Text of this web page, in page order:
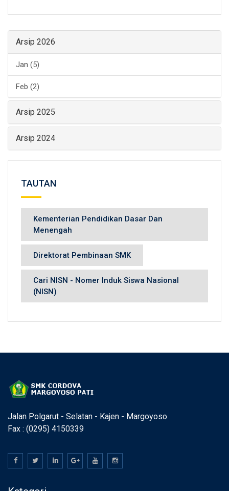
Arsip 2026
Jan (5)
Feb (2)
Arsip 2025
Arsip 2024
TAUTAN
Kementerian Pendidikan Dasar Dan
Menengah
Direktorat Pembinaan SMK
Cari NISN - Nomer Induk Siswa Nasional
(NISN)
Jalan Polgarut - Selatan - Kajen - Margoyoso
Fax : (0295) 4150339